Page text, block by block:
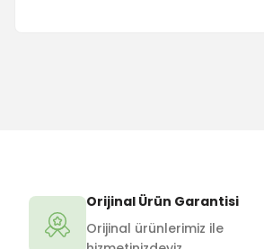
Orijinal Ürün Garantisi
Orijinal ürünlerimiz ile